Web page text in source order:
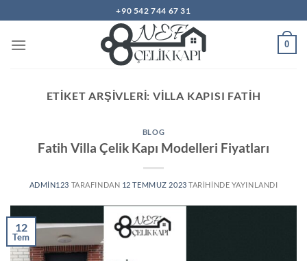
atla
+90 542 744 67 31
0
ETIKET ARŞIVLERI: VILLA KAPISI FATIH
BLOG
Fatih Villa Çelik Kapı Modelleri Fiyatları
ADMIN123 TARAFINDAN 12 TEMMUZ 2023 TARIHINDE YAYINLANDI
12
Tem